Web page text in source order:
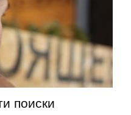
поиски